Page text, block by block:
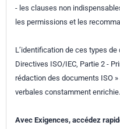
- les clauses non
les permissions et les
L’identification de ces types
Directives ISO/IEC, Partie 2 -
rédaction des documents ISO
verbales constamment enrichie.
Avec Exigences, accédez